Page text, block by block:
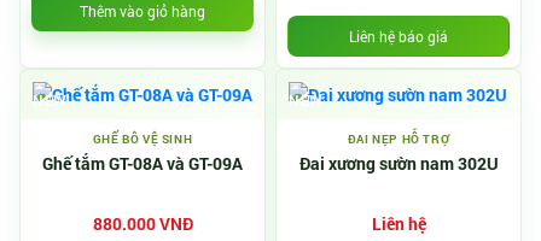
Thêm vào giỏ hàng
Liên hệ báo giá
NEW
GHẾ BÔ VỆ SINH
Ghế tắm GT-08A và GT-09A
880.000 VNĐ
NEW
ĐAI NẸP HỖ TRỢ
Đai xương sườn nam 302U
Liên hệ